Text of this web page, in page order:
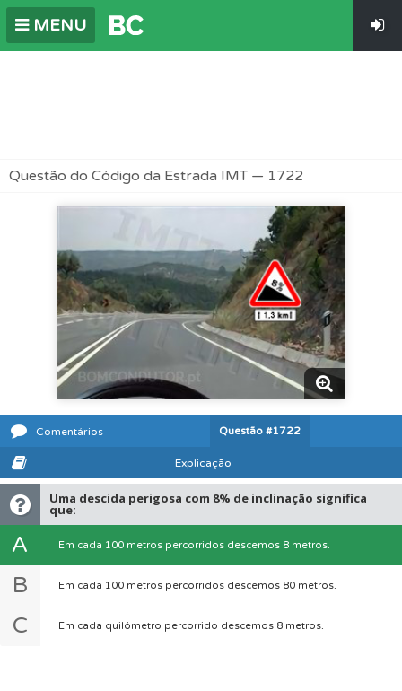
MENU
Questão do Código da Estrada IMT — 1722
Comentários Questão #1722
Explicação
Uma descida perigosa com 8% de inclinação significa
que:
A Em cada 100 metros percorridos descemos 8 metros.
B Em cada 100 metros percorridos descemos 80 metros.
C Em cada quilómetro percorrido descemos 8 metros.